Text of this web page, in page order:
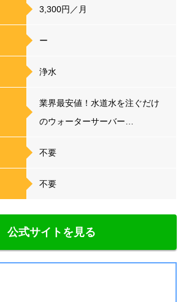
3,300円／月
ー
浄水
業界最安値！水道水を注ぐだけ
のウォーターサーバー…
不要
不要
公式サイトを見る